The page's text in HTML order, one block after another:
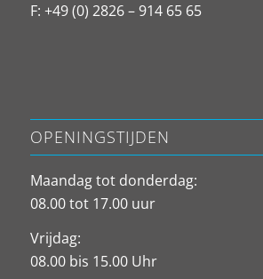
F: +49 (0) 2826 – 914 65 65
OPENINGSTIJDEN
Maandag tot donderdag:
08.00 tot 17.00 uur
Vrijdag:
08.00 bis 15.00 Uhr